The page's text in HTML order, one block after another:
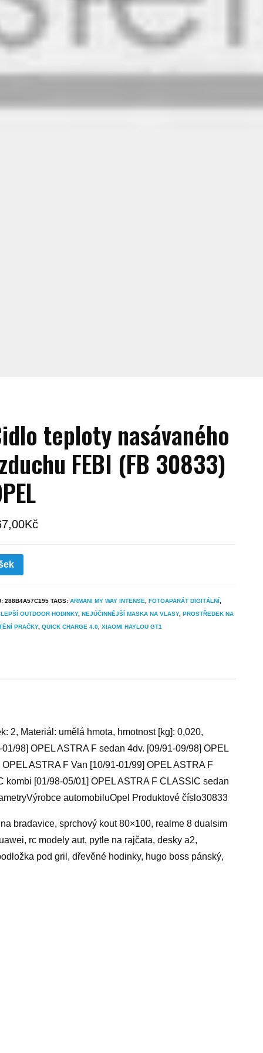
teploty nasávaného
FEBI (FB 30833)
Kč
288B4A57C195 TAGS: ARMANI MY WAY INTENSE FOTOAPARÁT DIGITÁLNÍ
OUTDOOR HODINKY, NEJÚČINNĚJŠÍ MASKA NA VLASY, PROSTŘEDEK NA
PRAČKY, QUICK CHARGE 4.0 XIAOMI HAYLOU GT1
2, Materiál: umělá hmota, hmotnost [kg]: 0,020,
98] OPEL ASTRA F sedan 4dv. [09/91-09/98] OPEL
ASTRA F Van [10/91-01/99] OPEL ASTRA F
[01/98-05/01] OPEL ASTRA F CLASSIC sedan
automobiluOpel Produktové číslo30833
bradavice, sprchový kout 80×100, realme 8 dualsim
rc modely aut, pytle na rajčata, desky a2,
pod gril, dřevěné hodinky, hugo boss pánský,